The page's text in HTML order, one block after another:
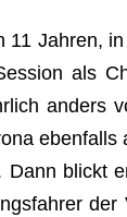
Jah­ren,
als
anders
blickt